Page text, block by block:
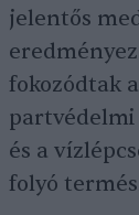
jelentős
fokozódtak
és a
folyó